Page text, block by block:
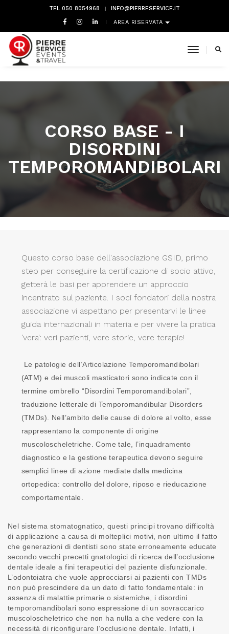
TEL 050 8054968 INFO@PIERRESERVICE.IT
AREA RISERVATA
toggle
CORSO BASE - I
DISORDINI
TEMPOROMANDIBOLARI
Questo corso base dell'associazione GSID, primo
step per conseguire la certificazione di socio attivo,
getterà le basi per apprendere un approccio
incentrato sul paziente. I soci fondatori della nostra
associazione vi aspettano per presentarvi le linee
guida internazionali in materia e per vivere la pratica
'vera': veri pazienti, vere storie, vere terapie!
Le patologie dell’Articolazione Temporomandibolari
(ATM) e dei muscoli masticatori sono indicate con il
termine ombrello “Disordini Temporomandibolari”,
traduzione letterale di Temporomandibular Disorders
(TMDs). Nell’ambito delle cause di dolore al volto, esse
rappresentano la componente di origine
muscoloscheletriche. Come tale, l’inquadramento
diagnostico e la gestione terapeutica devono seguire
semplici linee di azione mediate dalla medicina
ortopedica: controllo del dolore, riposo e rieducazione
comportamentale.
Nel sistema stomatognatico, questi principi trovano difficoltà
di applicazione a causa di molteplici motivi, non ultimo il fatto
che generazioni di dentisti sono state erroneamente educate
secondo vecchi precetti gnatologici di ricerca dell’occlusione
dentale ideale a fini terapeutici del paziente disfunzionale.
L’odontoiatra che vuole approcciarsi ai pazienti con TMDs
non può prescindere da un dato di fatto fondamentale: in
assenza di malattie primarie o sistemiche, i disordini
temporomandibolari sono espressione di un sovraccarico
muscoloscheletrico che non ha nulla a che vedere con la
necessità di riconfigurare l’occlusione dentale. Infatti, i